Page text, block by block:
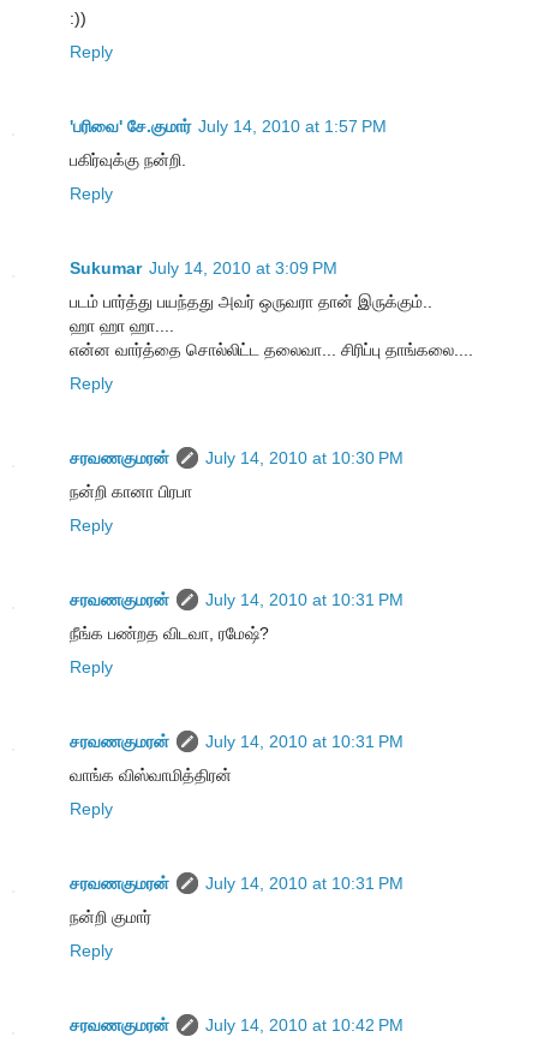
:))
Reply
'பரிவை' சே.குமார் July 14, 2010 at 1:57 PM
பகிர்வுக்கு நன்றி.
Reply
Sukumar July 14, 2010 at 3:09 PM
படம் பார்த்து பயந்தது அவர் ஒருவரா தான் இருக்கும்..
ஹா ஹா ஹா....
என்ன வார்த்தை சொல்லிட்ட தலைவா... சிரிப்பு தாங்கலை....
Reply
சரவணகுமரன்
July 14, 2010 at 10:30 PM
நன்றி கானா பிரபா
Reply
சரவணகுமரன்
July 14, 2010 at 10:31 PM
நீங்க பண்றத விடவா, ரமேஷ்?
Reply
சரவணகுமரன்
July 14, 2010 at 10:31 PM
வாங்க விஸ்வாமித்திரன்
Reply
சரவணகுமரன்
July 14, 2010 at 10:31 PM
நன்றி குமார்
Reply
சரவணகுமரன்
July 14, 2010 at 10:42 PM